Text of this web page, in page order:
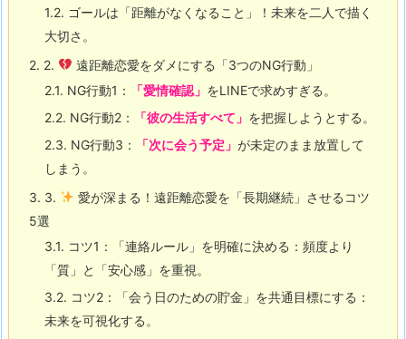
1.2. ゴールは「距離がなくなること」！未来を二人で描く
大切さ。
2. 2.
遠距離恋愛をダメにする「3つのNG行動」
2.1. NG行動1： 「愛情確認」 をLINEで求めすぎる。
2.2. NG行動2： 「彼の生活すべて」 を把握しようとする。
2.3. NG行動3： 「次に会う予定」 が未定のまま放置して
しまう。
3. 3.
愛が深まる！遠距離恋愛を「長期継続」させるコツ
5選
3.1. コツ1： 「連絡ルール」を明確に決める ：頻度より
「質」と「安心感」を重視。
3.2. コツ2： 「会う日のための貯金」を共通目標にする ：
未来を可視化する。